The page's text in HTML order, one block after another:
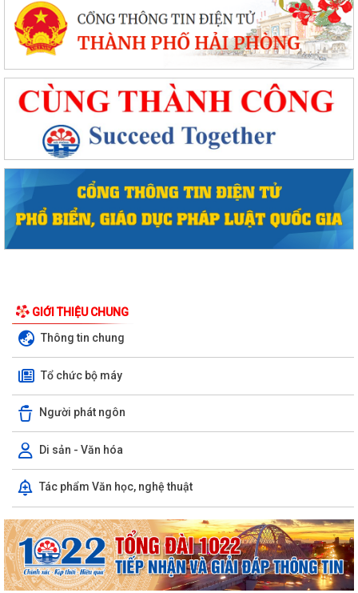
GIỚI THIỆU CHUNG
Thông tin chung
Tổ chức bộ máy
Người phát ngôn
Di sản - Văn hóa
Tác phẩm Văn học, nghệ thuật